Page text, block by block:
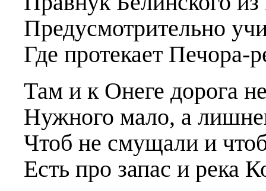
Предусмотрительно
Где протекает Печора-
Там и к Онеге дорога
Нужного мало, а
Чтоб не смущали и
Есть про запас и река